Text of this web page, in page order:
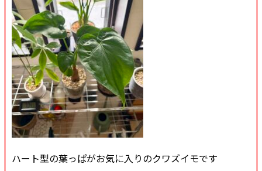
ハート型の葉っぱがお気に入りのクワズイモです